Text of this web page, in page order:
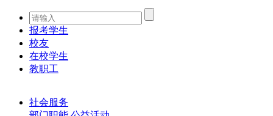
报考学生
校友
在校学生
教职工
社会服务